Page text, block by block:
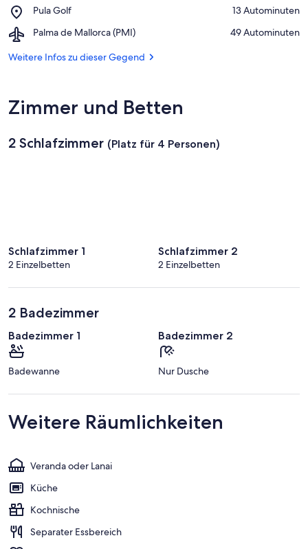
d'Artà
Pula Golf
Place,
Golf
‪13 Autominuten‬
Palma de Mallorca (PMI)
Airport,
de
‪49 Autominuten‬
Weitere Infos zu dieser Gegend
Zimmer und Betten
2 Schlafzimmer (Platz für 4 Personen)
Schlafzimmer 1
2 Einzelbetten
Schlafzimmer 2
2 Einzelbetten
2 Badezimmer
Badezimmer 1
Badewanne
Badezimmer 2
Nur Dusche
Weitere Räumlichkeiten
Veranda oder Lanai
Küche
Kochnische
Separater Essbereich